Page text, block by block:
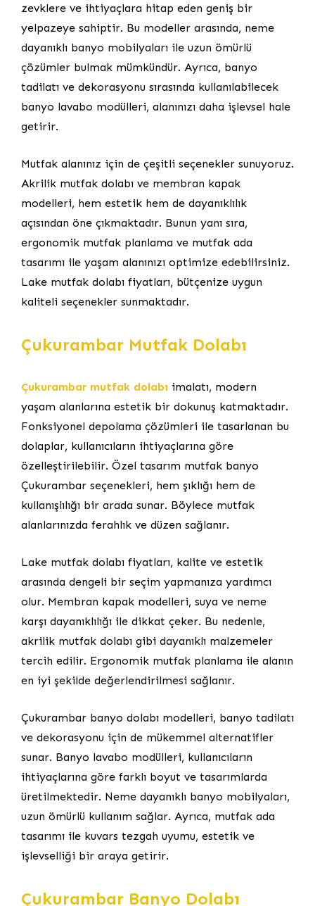
zevklere ve ihtiyaçlara hitap eden geniş bir
yelpazeye sahiptir. Bu modeller arasında, neme
dayanıklı banyo mobilyaları ile uzun ömürlü
çözümler bulmak mümkündür. Ayrıca, banyo
tadilatı ve dekorasyonu sırasında kullanılabilecek
banyo lavabo modülleri, alanınızı daha işlevsel hale
getirir.
Mutfak alanınız için de çeşitli seçenekler sunuyoruz.
Akrilik mutfak dolabı ve membran kapak
modelleri, hem estetik hem de dayanıklılık
açısından öne çıkmaktadır. Bunun yanı sıra,
ergonomik mutfak planlama ve mutfak ada
tasarımı ile yaşam alanınızı optimize edebilirsiniz.
Lake mutfak dolabı fiyatları, bütçenize uygun
kaliteli seçenekler sunmaktadır.
Çukurambar Mutfak Dolabı
Çukurambar mutfak dolabı imalatı, modern
yaşam alanlarına estetik bir dokunuş katmaktadır.
Fonksiyonel depolama çözümleri ile tasarlanan bu
dolaplar, kullanıcıların ihtiyaçlarına göre
özelleştirilebilir. Özel tasarım mutfak banyo
Çukurambar seçenekleri, hem şıklığı hem de
kullanışlılığı bir arada sunar. Böylece mutfak
alanlarınızda ferahlık ve düzen sağlanır.
Lake mutfak dolabı fiyatları, kalite ve estetik
arasında dengeli bir seçim yapmanıza yardımcı
olur. Membran kapak modelleri, suya ve neme
karşı dayanıklılığı ile dikkat çeker. Bu nedenle,
akrilik mutfak dolabı gibi dayanıklı malzemeler
tercih edilir. Ergonomik mutfak planlama ile alanın
en iyi şekilde değerlendirilmesi sağlanır.
Çukurambar banyo dolabı modelleri, banyo tadilatı
ve dekorasyonu için de mükemmel alternatifler
sunar. Banyo lavabo modülleri, kullanıcıların
ihtiyaçlarına göre farklı boyut ve tasarımlarda
üretilmektedir. Neme dayanıklı banyo mobilyaları,
uzun ömürlü kullanım sağlar. Ayrıca, mutfak ada
tasarımı ile kuvars tezgah uyumu, estetik ve
işlevselliği bir araya getirir.
Çukurambar Banyo Dolabı